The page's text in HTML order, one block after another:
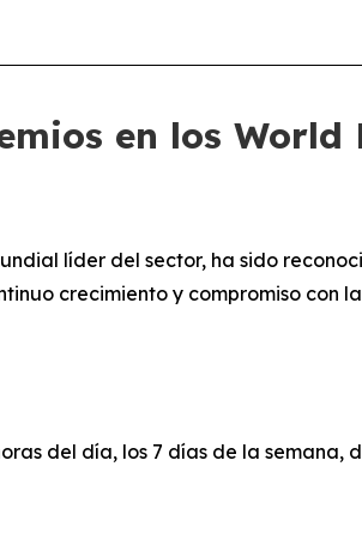
en los World
líder del sector, ha sido
crecimiento y compromiso con
del día, los 7 días de la semana,